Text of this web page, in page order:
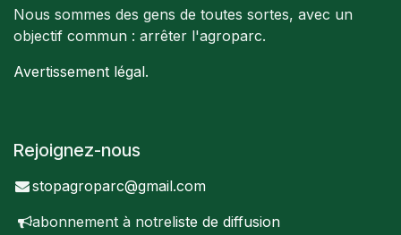
Nous sommes des gens de toutes sortes, avec un
objectif commun : arrêter l'agroparc.
Avertissement légal.
Rejoignez-nous
stopagroparc@gmail.com
abonnement à notreliste de diffusion